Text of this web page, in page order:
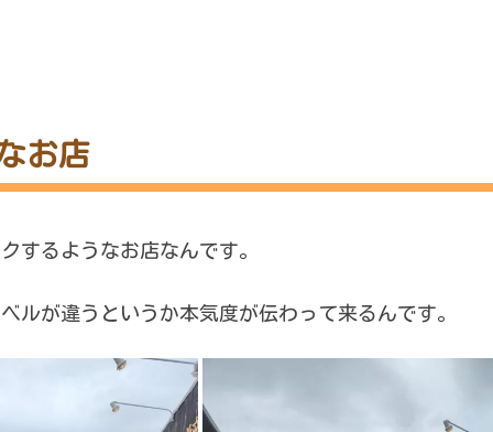
お店
するようなお店なんです。
ルが違うというか本気度が伝わって来るんです。